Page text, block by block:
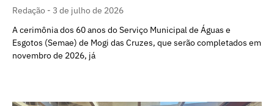
Redação
3 de julho de 2026
A cerimônia dos 60 anos do Serviço Municipal de Águas e
Esgotos (Semae) de Mogi das Cruzes, que serão completados em
novembro de 2026, já